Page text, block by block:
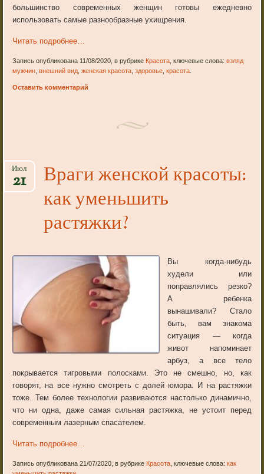
большинство современных женщин готовы ежедневно
использовать самые разнообразные ухищрения.
Читать подробнее…
Запись опубликована 11/08/2020, в рубрике Красота , ключевые слова:взляд
мужчин ,внешний вид ,женская красота ,здоровье ,красота
Оставить комментарий
Враги женской красоты:
как уменьшить
растяжки?
Июл
21
Вы когда-нибудь
худели или
поправлялись резко?
А ребенка
вынашивали? Стало
быть, вам знакома
ситуация — когда
живот напоминает
арбуз, а все тело
покрывается тигровыми полосками. Это не смешно, но, как
говорят, на все нужно смотреть с долей юмора. И на растяжки
тоже. Тем более технологии развиваются настолько динамично,
что ни одна, даже самая сильная растяжка, не устоит перед
современным лазерным спасателем.
Читать подробнее…
Запись опубликована 21/07/2020, в рубрике Красота , ключевые слова:как